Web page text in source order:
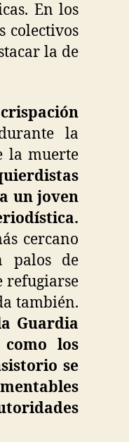
En los
colectivos
la de
la
la muerte
un joven
cercano
palos de
refugiarse
también.
Guardia
los
se